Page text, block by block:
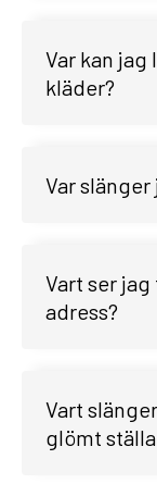
Var kan
kläder?
Var
Vart ser
adress?
Vart
glömt